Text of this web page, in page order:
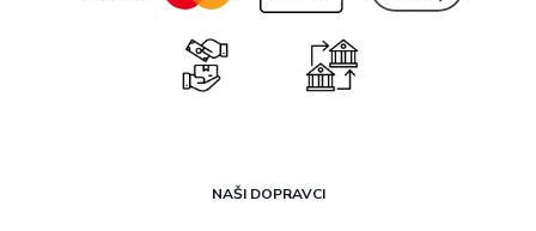
NAŠI DOPRAVCI